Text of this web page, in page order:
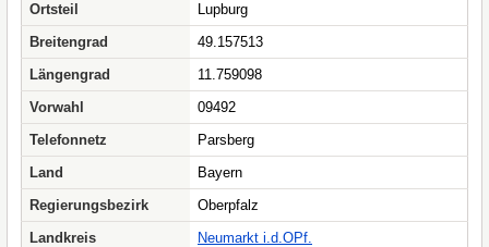
Ortsteil
Lupburg
Breitengrad
49.157513
Längengrad
11.759098
Vorwahl
09492
Telefonnetz
Parsberg
Land
Bayern
Regierungsbezirk
Oberpfalz
Landkreis
Neumarkt i.d.OPf.